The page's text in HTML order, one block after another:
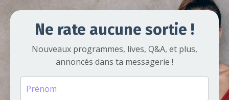
Ne rate aucune sortie !
Nouveaux programmes, lives, Q&A, et plus,
annoncés dans ta messagerie !